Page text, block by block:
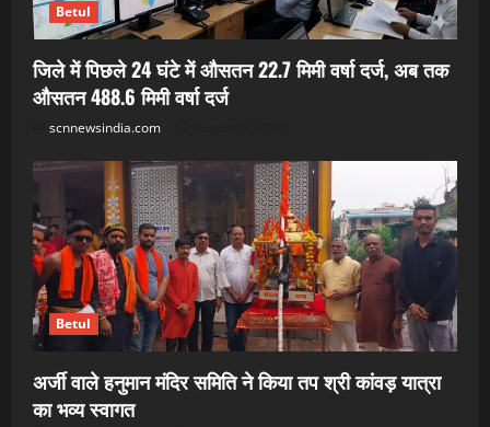
Betul
जिले में पिछले 24 घंटे में औसतन 22.7 मिमी वर्षा दर्ज, अब तक
औसतन 488.6 मिमी वर्षा दर्ज
scnnewsindia.com
Betul
अर्जी वाले हनुमान मंदिर समिति ने किया तप श्री कांवड़ यात्रा
का भव्य स्वागत